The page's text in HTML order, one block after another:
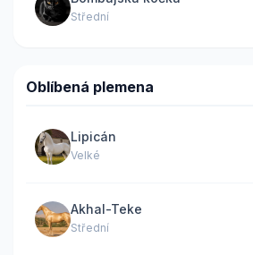
Střední
Oblíbená plemena
Lipicán
Velké
Akhal-Teke
Střední